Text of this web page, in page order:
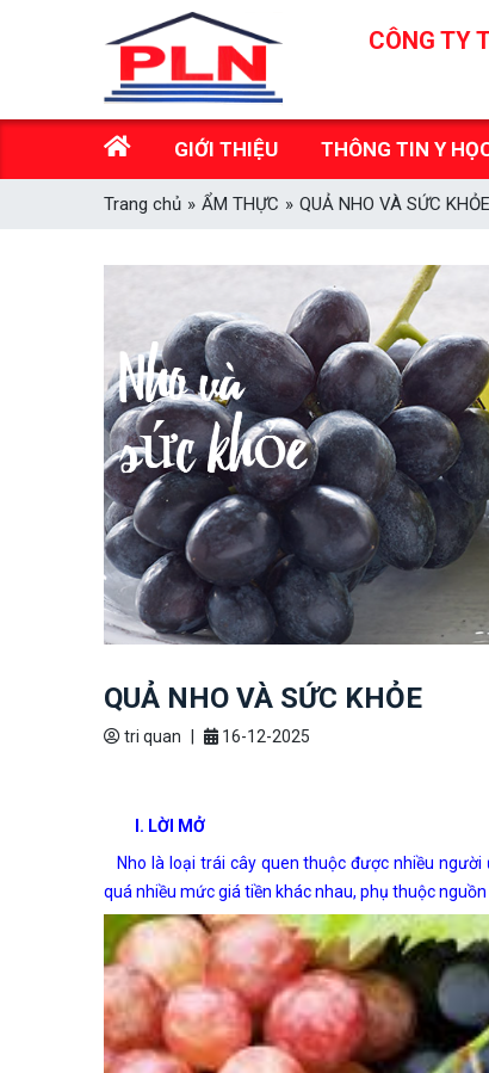
CÔNG TY
GIỚI THIỆU THÔNG TIN Y
Trang chủ » ẨM THỰC » QUẢ NHO VÀ SỨC KHỎE
QUẢ NHO VÀ SỨC KHỎE
tri quan 16-12-2025
I. LỜI MỞ
Nho là loại trái cây quen thuộc được nhiều
quá nhiều mức giá tiền khác nhau, phụ thuộc